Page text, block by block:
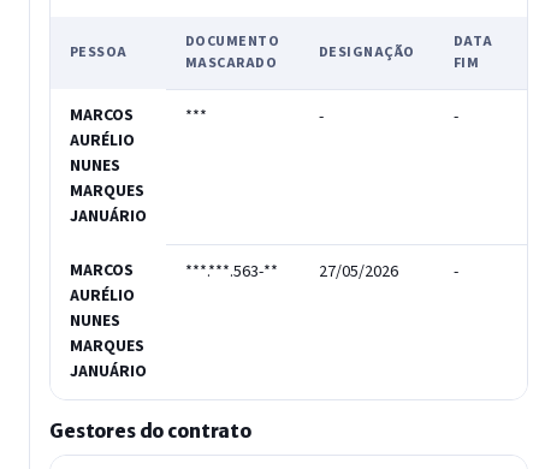
PESSOA
DOCUMENTO
MASCARADO
DESIGNAÇÃO
DATA
FIM
MARCOS
AURÉLIO
NUNES
MARQUES
JANUÁRIO
*** - -
MARCOS
AURÉLIO
NUNES
MARQUES
JANUÁRIO
***.***.563-** 27/05/2026 -
Gestores do contrato